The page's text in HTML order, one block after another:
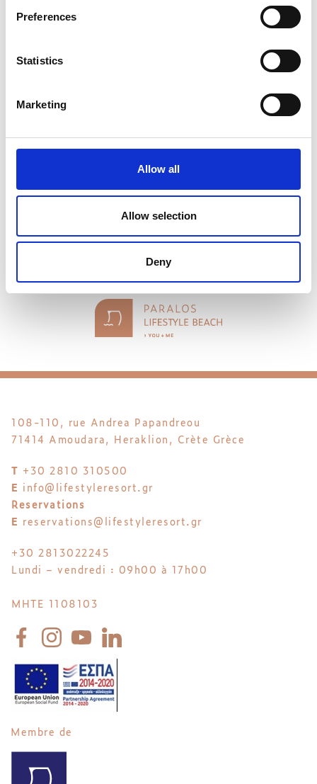
Preferences
Statistics
Marketing
Allow all
Allow selection
Deny
108-110, rue Andrea Papandreou
71414 Amoudara, Heraklion, Crète Grèce
T +30 2810 310500
E info@lifestyleresort.gr
Reservations
E reservations@lifestyleresort.gr
+30 2813022245
Lundi – vendredi : 09h00 à 17h00
MHTE 1108103
Membre de